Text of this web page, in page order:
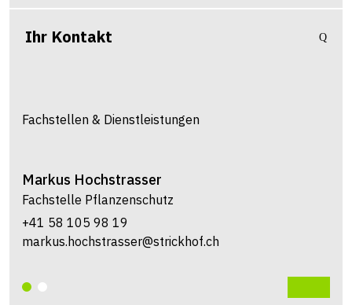
Ihr Kontakt
Fachstellen & Dienstleistungen
Markus Hochstrasser
Fachstelle Pflanzenschutz
+41 58 105 98 19
markus.hochstrasser@strickhof.ch